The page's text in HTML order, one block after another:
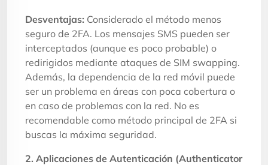
Desventajas: Considerado el método menos
seguro de 2FA. Los mensajes SMS pueden ser
interceptados (aunque es poco probable) o
redirigidos mediante ataques de SIM swapping.
Además, la dependencia de la red móvil puede
ser un problema en áreas con poca cobertura o
en caso de problemas con la red. No es
recomendable como método principal de 2FA si
buscas la máxima seguridad.
2. Aplicaciones de Autenticación (Authenticator